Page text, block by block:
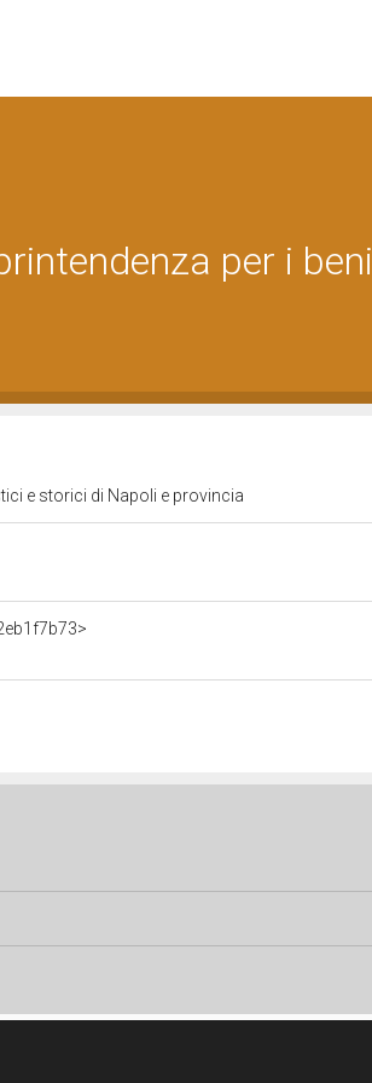
per i beni
e storici di Napoli e provincia